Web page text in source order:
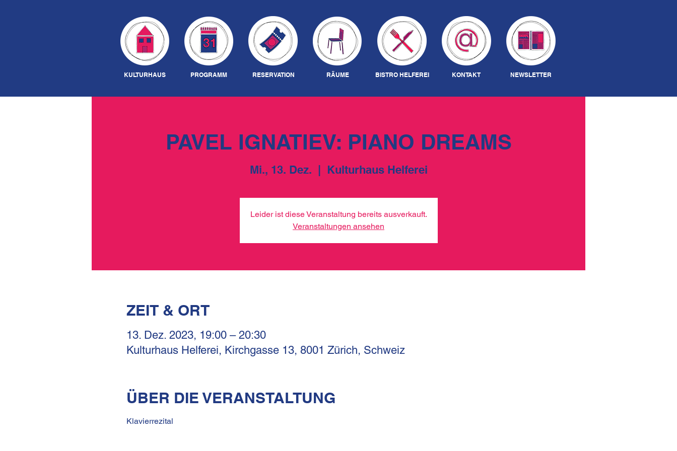
PAVEL IGNATIEV: PIANO DREAMS
Mi., 13. Dez.
  |
Kulturhaus Helferei
Leider ist diese Veranstaltung bereits ausverkauft.
Veranstaltungen ansehen
ZEIT & ORT
13. Dez. 2023, 19:00 – 20:30
Kulturhaus Helferei, Kirchgasse 13, 8001 Zürich, Schweiz
ÜBER DIE VERANSTALTUNG
Klavierrezital
KULTURHAUS PROGRAMM RESERVATION RÄUME BISTRO HELFEREI KONTAKT NEWSLETTER